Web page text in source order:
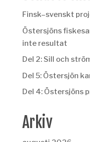
Finsk–svenskt
Östersjöns
inte resultat
Del 2: Sill och
Del 5: Östersjön
Del 4: Östersjöns
Arkiv